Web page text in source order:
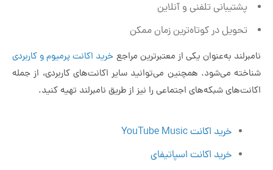
پشتیبانی تلفنی و آنلاین
تحویل در کوتاه‌ترین زمان ممکن
نامبرلند به‌عنوان یکی از معتبرترین مراجع خرید اکانت پرمیوم و کاربردی
شناخته می‌شود. همچنین می‌توانید سایر اکانت‌های کاربردی، از جمله
اکانت‌های شبکه‌های اجتماعی را نیز از طریق نامبرلند تهیه کنید.
خرید اکانت YouTube Music
خرید اکانت اسپاتیفای